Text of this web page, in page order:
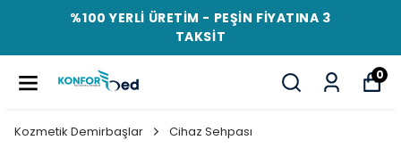
%100 YERLİ ÜRETİM - PEŞİN FİYATINA 3
TAKSİT
0
Kozmetik Demirbaşlar Cihaz Sehpası